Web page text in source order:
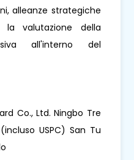
alleanze strategiche
valutazione della
all'interno del
Co., Ltd. Ningbo Tre
USPC) San Tu